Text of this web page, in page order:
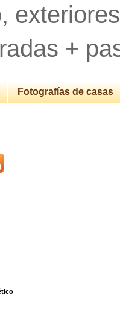
+
Fotografías de casas